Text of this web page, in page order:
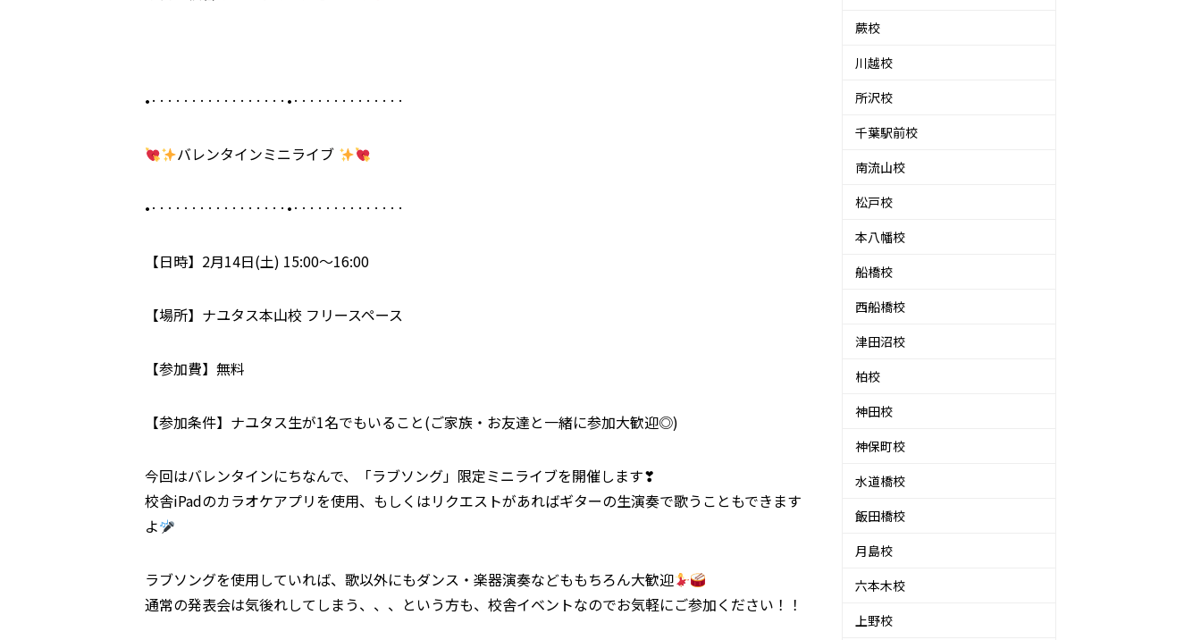
•·················•··············
バレンタインミニライブ
•·················•··············
【日時】2月14日(土) 15:00〜16:00
【場所】ナユタス本山校 フリースペース
【参加費】無料
【参加条件】ナユタス生が1名でもいること(ご家族・お友達と一緒に参加大歓迎◎)
今回はバレンタインにちなんで、「ラブソング」限定ミニライブを開催します❣
校舎iPadのカラオケアプリを使用、もしくはリクエストがあればギターの生演奏で歌うこともできます
よ
ラブソングを使用していれば、歌以外にもダンス・楽器演奏などももちろん大歓迎
通常の発表会は気後れしてしまう、、、という方も、校舎イベントなのでお気軽にご参加ください！！
蕨校
川越校
所沢校
千葉駅前校
南流山校
松戸校
本八幡校
船橋校
西船橋校
津田沼校
柏校
神田校
神保町校
水道橋校
飯田橋校
月島校
六本木校
上野校